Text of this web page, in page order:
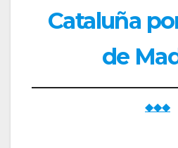
Cataluña
de
◆◆◆